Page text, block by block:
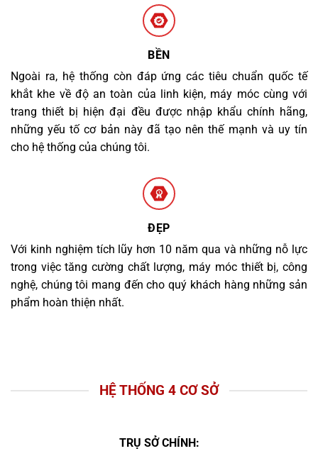
BỀN
Ngoài ra, hệ thống còn đáp ứng các tiêu chuẩn quốc tế
khắt khe về độ an toàn của linh kiện, máy móc cùng với
trang thiết bị hiện đại đều được nhập khẩu chính hãng,
những yếu tố cơ bản này đã tạo nên thế mạnh và uy tín
cho hệ thống của chúng tôi.
ĐẸP
Với kinh nghiệm tích lũy hơn 10 năm qua và những nỗ lực
trong việc tăng cường chất lượng, máy móc thiết bị, công
nghệ, chúng tôi mang đến cho quý khách hàng những sản
phẩm hoàn thiện nhất.
HỆ THỐNG 4 CƠ SỞ
TRỤ SỞ CHÍNH: